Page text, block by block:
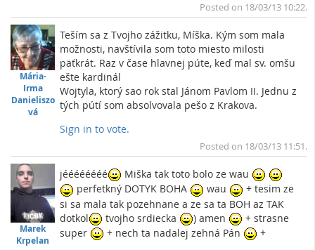
Posted on 18/03/13 10:22.
Mária-
Irma
Danieliszo
vá
Teším sa z Tvojho zážitku, Míška. Kým som mala
možnosti, navštívila som toto miesto milosti
päťkrát. Raz v čase hlavnej púte, keď mal sv. omšu
ešte kardinál
Wojtyla, ktorý sao rok stal Jánom Pavlom II. Jednu z
tých pútí som absolvovala pešo z Krakova.
Sign in to vote.
Top
Posted on 18/03/13 11:51.
Marek
Krpelan
jéééééééé
Miška tak toto bolo ze wau
perfetkný DOTYK BOHA
wau
+ tesim ze
si sa mala tak pozehnane a ze sa ta BOH az TAK
dotkol
tvojho srdiecka ) amen
+ strasne
super
+ nech ta nadalej zehná Pán
+